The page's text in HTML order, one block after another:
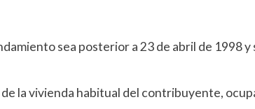
sea posterior a 23 de abril de 1998 y
la vivienda habitual del contribuyente,